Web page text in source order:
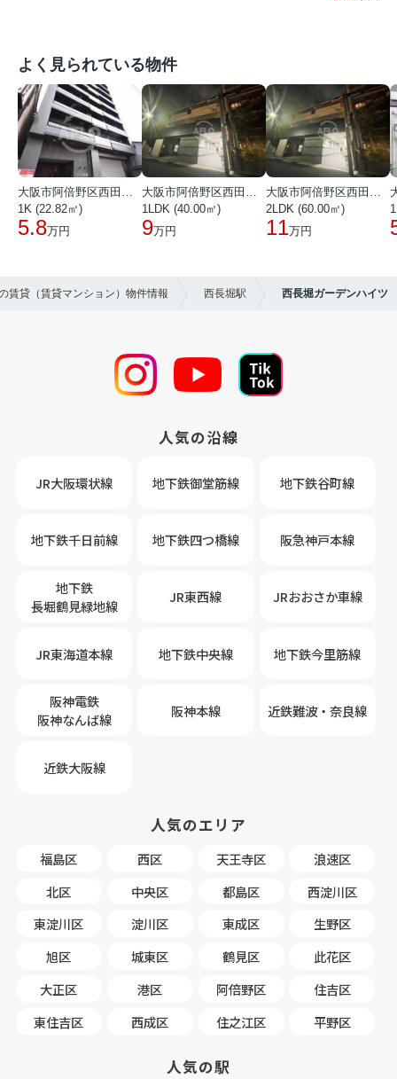
よく見られている物件
大阪市阿倍野区西田辺町１丁目
1K (22.82㎡)
5.8万円
大阪市阿倍野区西田辺町１丁目
1LDK (40.00㎡)
9万円
大阪市阿倍野区西田辺町１丁目
2LDK (60.00㎡)
11万円
賃貸（賃貸マンション）物件情報 西長堀駅 西長堀ガーデンハイツ
人気の沿線
JR大阪環状線 地下鉄御堂筋線 地下鉄谷町線
地下鉄千日前線 地下鉄四つ橋線 阪急神戸本線
地下鉄
長堀鶴見緑地線
JR東西線 JRおおさか車線
JR東海道本線 地下鉄中央線 地下鉄今里筋線
阪神電鉄
阪神なんば線
阪神本線 近鉄難波・奈良線
近鉄大阪線
人気のエリア
福島区 西区 天王寺区
浪速区
北区
中央区 都島区
西淀川区
東淀川区
淀川区 東成区
生野区
旭区
城東区 鶴見区
此花区
大正区
港区 阿倍野区
住吉区
東住吉区
西成区 住之江区 平野区
人気の駅